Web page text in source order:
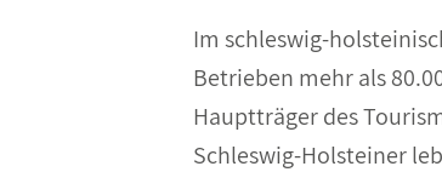
Im schleswig-
Betrieben mehr als
Hauptträger des
Schleswig-Holsteiner